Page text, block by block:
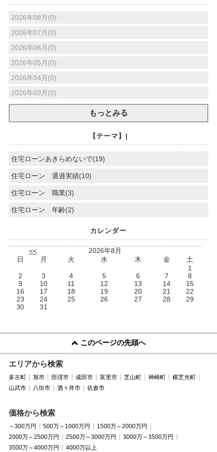
2026年08月(0)
2026年07月(0)
2026年06月(0)
2026年05月(0)
2026年04月(0)
2026年03月(0)
もっとみる
【テーマ】|
住宅ローンあきらめないで(19)
住宅ローン 通過実績(10)
住宅ローン 職業(3)
住宅ローン 年齢(2)
カレンダー
<<
2026年8月
日
月 火 水 木 金
土
1
2
3 4 5 6 7
8
9
10 11 12 13 14
15
16
17 18 19 20 21
22
23
24 25 26 27 28
29
30
31
このページの先頭へ
エリアから検索
多古町 旭市 匝瑳市 成田市 富里市 芝山町 神崎町
横芝光町
山武市
八街市 酒々井市 佐倉市
価格から検索
～300万円 500万～1000万円
1500万～2000万円
2000万～2500万円
2500万～3000万円
3000万～3500万円
3500万～4000万円
4000万以上